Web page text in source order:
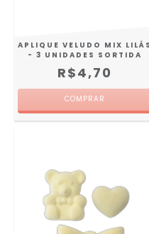
APLIQUE VELUDO MIX LILÁS
- 3 UNIDADES SORTIDA
R$4,70